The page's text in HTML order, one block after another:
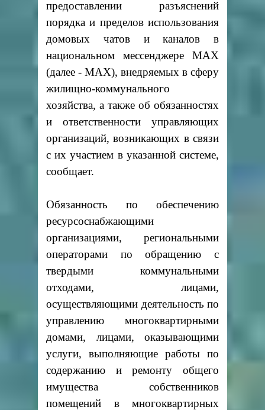
предоставлении разъяснений
порядка и пределов использования
домовых чатов и каналов в
национальном мессенджере MAX
(далее - MAX), внедряемых в сферу
жилищно-коммунального
хозяйства, а также об обязанностях
и ответственности управляющих
организаций, возникающих в связи
с их участием в указанной системе,
сообщает.
Обязанность по обеспечению
ресурсоснабжающими
организациями, региональными
операторами по обращению с
твердыми коммунальными
отходами, лицами,
осуществляющими деятельность по
управлению многоквартирными
домами, лицами, оказывающими
услуги, выполняющие работы по
содержанию и ремонту общего
имущества собственников
помещений в многоквартирных